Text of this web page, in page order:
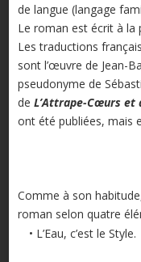
de langue (langage
Le roman est écrit à la
Les traductions
sont l’œuvre de Jean-
pseudonyme de
de L’Attrape-Cœurs et
ont été publiées, mais
Comme à son
roman selon quatre
• L’Eau, c’est le Style.